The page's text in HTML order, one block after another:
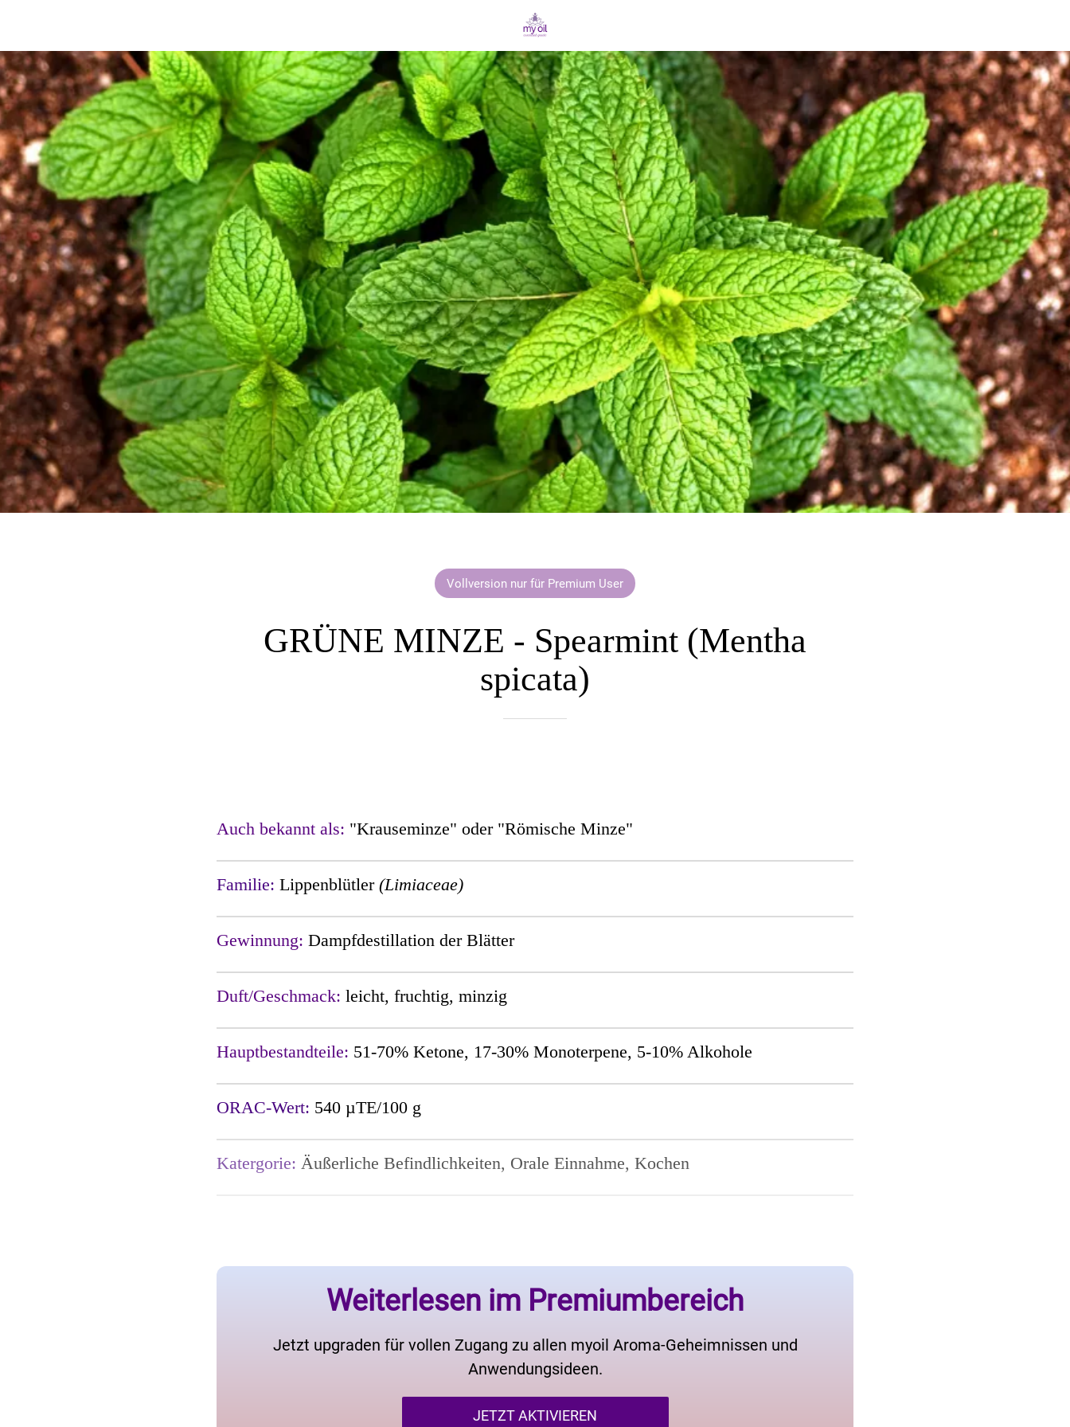
Vollversion nur für Premium User
GRÜNE MINZE - Spearmint (Mentha
spicata)
Auch bekannt als: "Krauseminze" oder "Römische Minze"
Familie: Lippenblütler (Limiaceae)
Gewinnung: Dampfdestillation der Blätter
Duft/Geschmack: leicht, fruchtig, minzig
Hauptbestandteile: 51-70% Ketone, 17-30% Monoterpene, 5-10% Alkohole
ORAC-Wert: 540 µTE/100 g
Katergorie: Äußerliche Befindlichkeiten, Orale Einnahme, Kochen
Weiterlesen im Premiumbereich
Jetzt upgraden für vollen Zugang zu allen myoil Aroma-Geheimnissen und
Anwendungsideen.
JETZT AKTIVIEREN